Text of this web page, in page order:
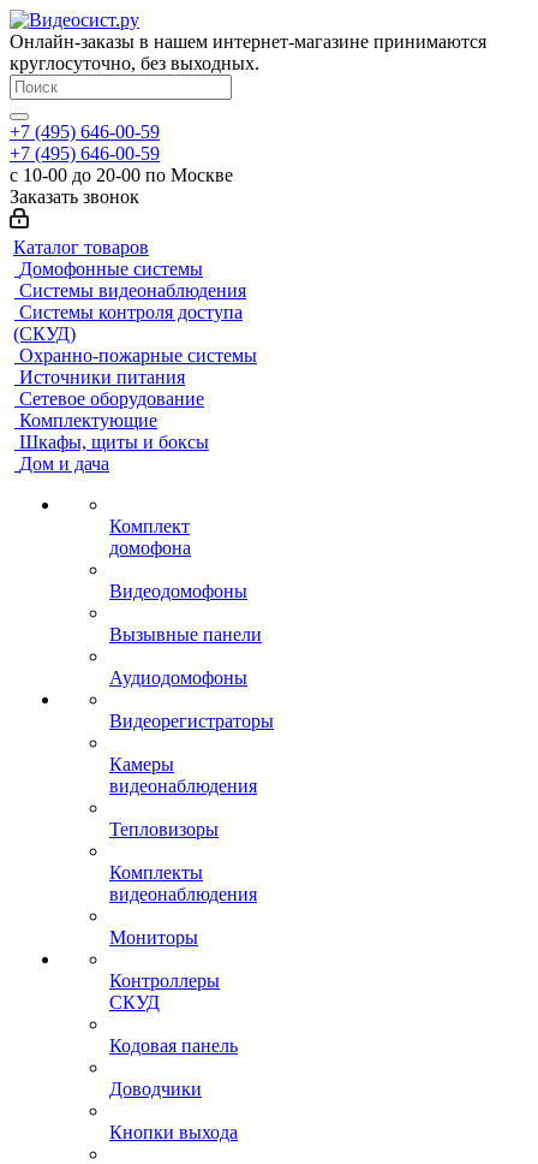
Онлайн-заказы в нашем интернет-магазине принимаются
круглосуточно, без выходных.
+7 (495) 646-00-59
+7 (495) 646-00-59
с 10-00 до 20-00 по Москве
Заказать звонок
Каталог товаров
Домофонные системы
Системы видеонаблюдения
Системы контроля доступа
(СКУД)
Охранно-пожарные системы
Источники питания
Сетевое оборудование
Комплектующие
Шкафы, щиты и боксы
Дом и дача
Комплект
домофона
Видеодомофоны
Вызывные панели
Аудиодомофоны
Видеорегистраторы
Камеры
видеонаблюдения
Тепловизоры
Комплекты
видеонаблюдения
Мониторы
Контроллеры
СКУД
Кодовая панель
Доводчики
Кнопки выхода